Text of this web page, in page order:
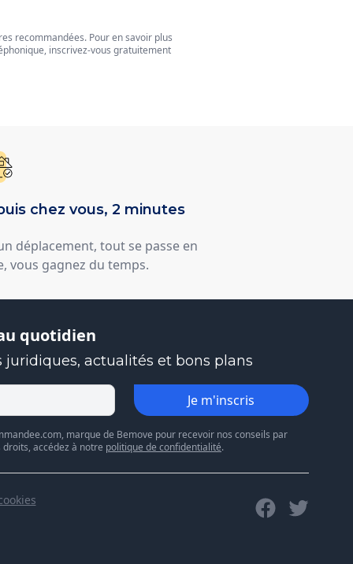
recommandées. Pour en savoir plus
inscrivez-vous gratuitement
chez vous, 2 minutes
déplacement, tout se passe en
vous gagnez du temps.
quotidien
juridiques, actualités et bons plans
Je m'inscris
marque de Bemove pour recevoir nos conseils par
accédez à notre politique de confidentialité.